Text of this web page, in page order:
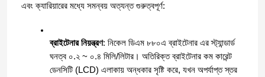
এবং ক্যারিয়ারের মধ্যে সমন্বয় অত্যন্ত গুরুত্বপূর্ণ:
ব্রাইটেনার নিয়ন্ত্রণ: নিকেল ডিএম ৮৮০এ ব্রাইটেনার এর স্ট্যান্ডার্ড
ঘনত্ব ০.২ ~ ০.৪ মিলি/লিটার। অতিরিক্ত ব্রাইটেনার কম কারেন্ট
ডেনসিটি (LCD) এলাকায় অন্ধকার সৃষ্টি করে, যখন অপর্যাপ্ত স্তর